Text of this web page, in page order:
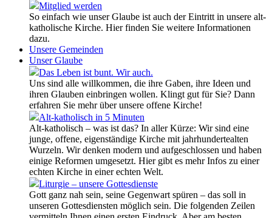
Mitglied werden
So einfach wie unser Glaube ist auch der Eintritt in unsere alt-
katholische Kirche. Hier finden Sie weitere Informationen
dazu.
Unsere Gemeinden
Unser Glaube
Das Leben ist bunt. Wir auch.
Uns sind alle willkommen, die ihre Gaben, ihre Ideen und
ihren Glauben einbringen wollen. Klingt gut für Sie? Dann
erfahren Sie mehr über unsere offene Kirche!
Alt-katholisch in 5 Minuten
Alt-katholisch – was ist das? In aller Kürze: Wir sind eine
junge, offene, eigenständige Kirche mit jahrhundertealten
Wurzeln. Wir denken modern und aufgeschlossen und haben
einige Reformen umgesetzt. Hier gibt es mehr Infos zu einer
echten Kirche in einer echten Welt.
Liturgie – unsere Gottesdienste
Gott ganz nah sein, seine Gegenwart spüren – das soll in
unseren Gottesdiensten möglich sein. Die folgenden Zeilen